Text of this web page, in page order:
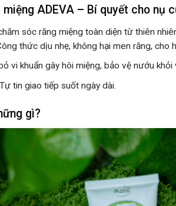
ADEVA – Bí quyết cho nụ
sóc răng miệng toàn diện từ thiên
thức dịu nhẹ, không hại men răng, cho
vi khuẩn gây hôi miệng, bảo vệ nướu khỏi
tin giao tiếp suốt ngày dài.
gì?